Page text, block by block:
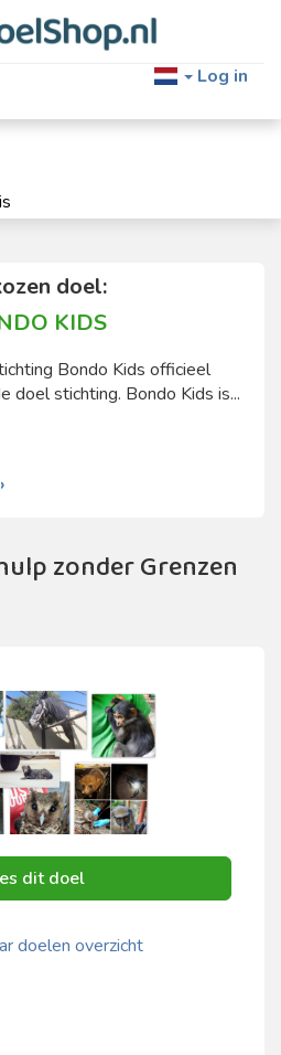
Log in
doel:
KIDS
Bondo Kids officieel
doel stichting. Bondo Kids is...
zonder Grenzen
dit doel
doelen overzicht